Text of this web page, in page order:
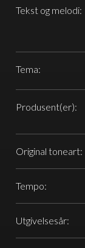
Tekst og melodi:
Tema:
Produsent(er):
Original toneart:
Tempo:
Utgivelsesår: